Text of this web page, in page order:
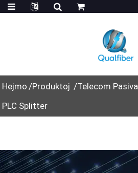
Hejmo Produktoj Telecom Pasiva
PLC Splitter